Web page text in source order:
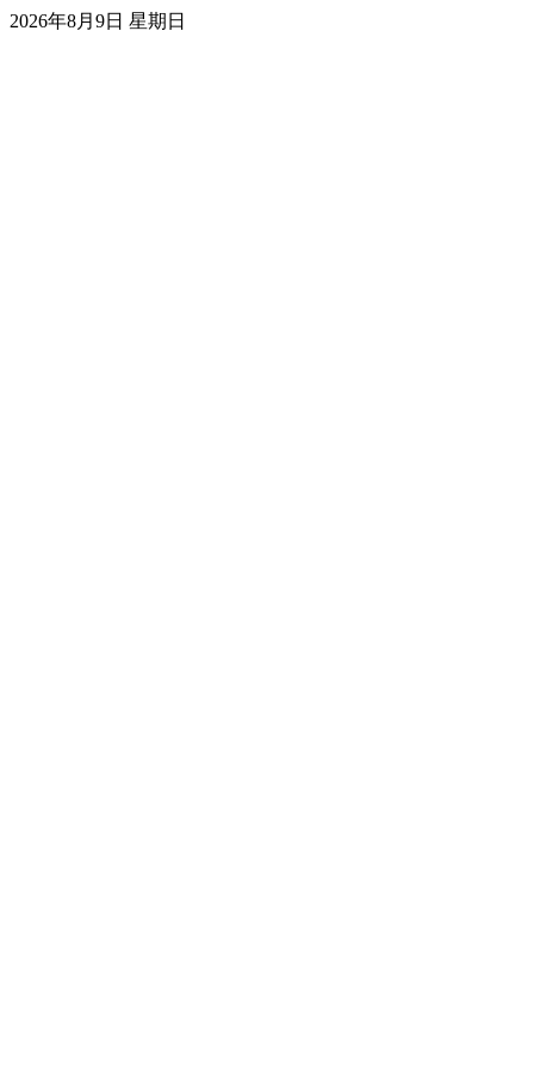
2026年8月9日 星期日